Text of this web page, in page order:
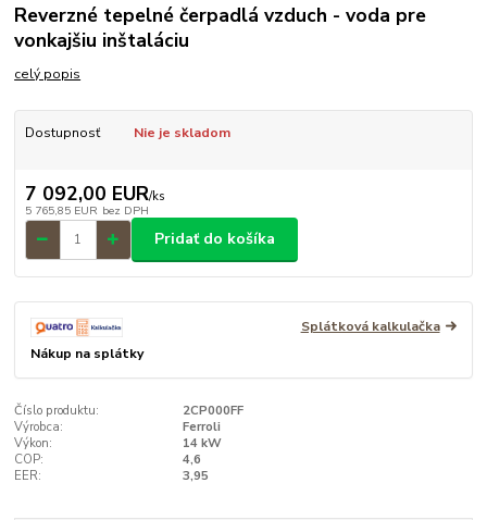
Reverzné tepelné čerpadlá vzduch - voda pre
vonkajšiu inštaláciu
celý popis
Dostupnosť Nie je skladom
7 092,00 EUR/ks
5 765,85 EUR bez DPH
Pridať do košíka
Splátková kalkulačka
Nákup na splátky
Číslo produktu:
2CP000FF
Výrobca:
Ferroli
Výkon:
14 kW
COP:
4,6
EER:
3,95